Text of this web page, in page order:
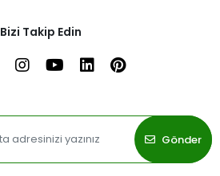
Bizi Takip Edin
Gönder